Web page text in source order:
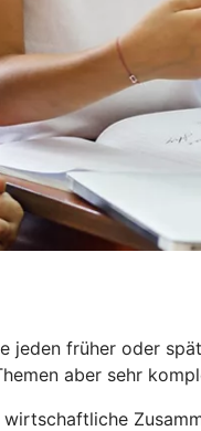
jeden früher oder
aber sehr